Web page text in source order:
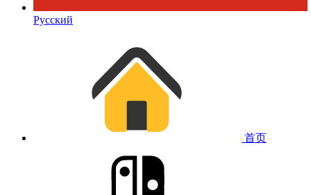
Русский
首页